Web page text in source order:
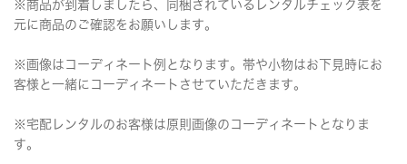
※商品が到着しましたら、同梱されているレンタルチェック表を
元に商品のご確認をお願いします。
※画像はコーディネート例となります。帯や小物はお下見時にお
客様と一緒にコーディネートさせていただきます。
※宅配レンタルのお客様は原則画像のコーディネートとなりま
す。